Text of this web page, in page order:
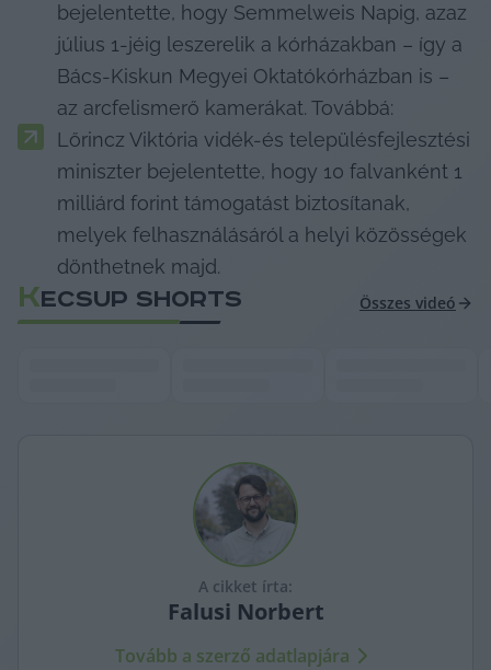
bejelentette, hogy Semmelweis Napig, azaz
július 1-jéig leszerelik a kórházakban – így a
Bács-Kiskun Megyei Oktatókórházban is –
az arcfelismerő kamerákat. Továbbá:
Lőrincz Viktória vidék-és településfejlesztési
miniszter bejelentette, hogy 10 falvanként 1
milliárd forint támogatást biztosítanak,
melyek felhasználásáról a helyi közösségek
dönthetnek majd.
KECSUP SHORTS Összes videó
A cikket írta:
Falusi Norbert
Tovább a szerző adatlapjára